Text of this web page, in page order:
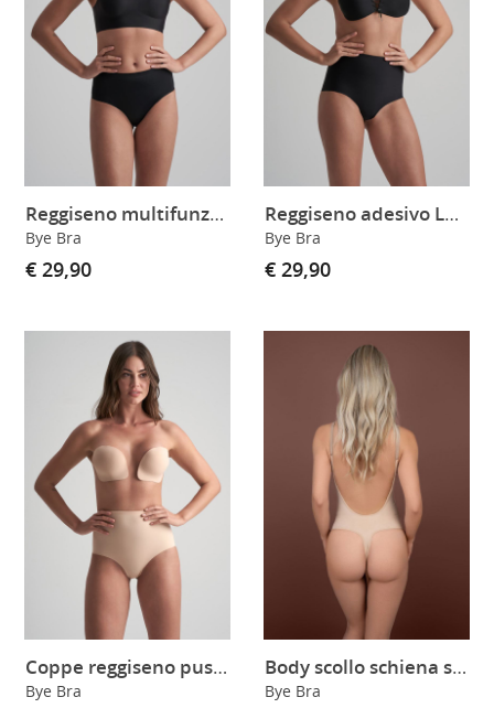
Reggiseno multifunzione scollo tondo black
Bye Bra
€ 29,90
Reggiseno adesivo Lace-it black
Bye Bra
€ 29,90
Coppe reggiseno push-up adesive skin
Bye Bra
Body scollo schiena seamless soft touch
Bye Bra